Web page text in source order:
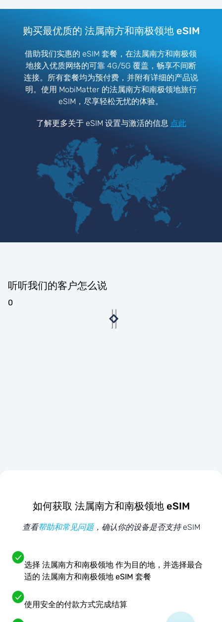
购买最优质的 法属南方和南极领地 eSIM
借助我们实惠的 eSIM 套餐，在法属南方和南极领
地接入优质网络的可靠 4G/5G 覆盖，畅享不间断
连接。所有套餐均为预付费，并附有详细的产品说
明。使用 MobiMatter 的法属南方和南极领地旅行
eSIM，尽享轻松无忧的体验。
了解更多关于 eSIM 设置与激活的信息 点此
听听我们的客户怎么说
0
如何获取 法属南方和南极领地 eSIM
查看帮助和常见问题，确认你的设备是否支持 eSIM
选择 法属南方和南极领地 作为目的地，并选择最合
适的 法属南方和南极领地 eSIM 套餐
使用安全的付款方式完成结算